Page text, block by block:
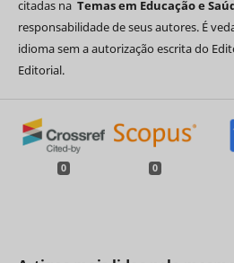
citadas na Temas em Educação e
responsabilidade de seus autores. É
idioma sem a autorização escrita do
Editorial.
0 0